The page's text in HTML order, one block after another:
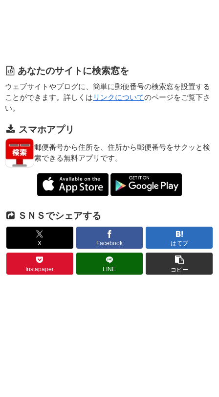
あなたのサイトに検索窓を
ウェブサイトやブログに、簡単に郵便番号の検索窓を設置する
ことができます。詳しくは リンクについてのページをご覧下さ
い。
スマホアプリ
郵便番号から住所を、住所から郵便番号をサクッと検
索できる無料アプリです。
ＳＮＳでシェアする
X Facebook はてブ
Instapaper LINE コピー